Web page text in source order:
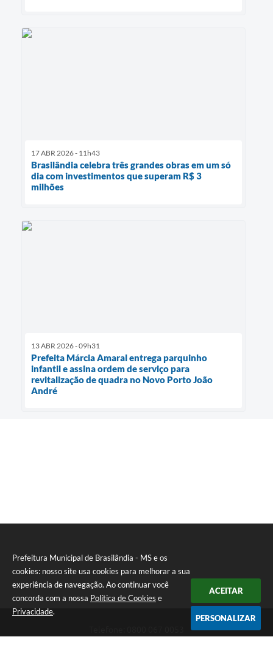
Prefeitura Municipal de Brasilândia - MS e os
cookies: nosso site usa cookies para melhorar a sua
experiência de navegação. Ao continuar você
concorda com a nossa Política de Cookies e
Privacidade.
ACEITAR
PERSONALIZAR
17 ABR 2026 - 11h43
Brasilândia celebra três grandes obras em um só
dia com investimentos que superam R$ 3
milhões
13 ABR 2026 - 09h31
Prefeita Márcia Amaral entrega parquinho
infantil e assina ordem de serviço para
revitalização de quadra no Novo Porto João
André